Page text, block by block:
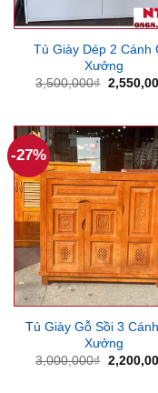
Tủ Giày Dép 2 Cánh
Xưởng
3,500,000₫ Giá
-27%
Tủ Giày Gỗ Sồi 3
Xưởng
3,000,000₫ Giá